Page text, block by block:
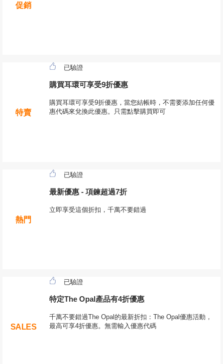
促銷
特賣
已驗證
購買耳環可享受9折優惠
購買耳環可享受9折優惠，當您結帳時，不需要添加任何優
惠代碼來兌換此優惠。只需點擊購買即可
熱門
已驗證
最新優惠 - 項鍊超過7折
立即享受這個折扣，千萬不要錯過
SALES
已驗證
特定The Opal產品有4折優惠
千萬不要錯過The Opal的最新折扣：The Opal優惠活動，
最高可享4折優惠。無需輸入優惠代碼